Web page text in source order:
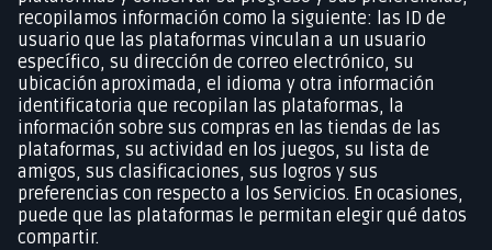
recopilamos información como la siguiente: las ID de
usuario que las plataformas vinculan a un usuario
específico, su dirección de correo electrónico, su
ubicación aproximada, el idioma y otra información
identificatoria que recopilan las plataformas, la
información sobre sus compras en las tiendas de las
plataformas, su actividad en los juegos, su lista de
amigos, sus clasificaciones, sus logros y sus
preferencias con respecto a los Servicios. En ocasiones,
puede que las plataformas le permitan elegir qué datos
compartir.